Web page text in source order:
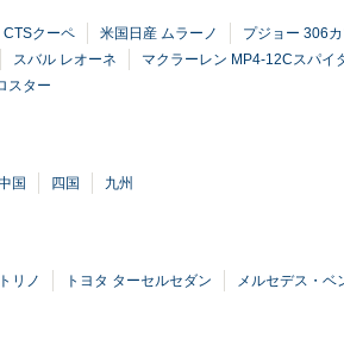
CTSクーペ 米国日産 ムラーノ プジョー 306
スバル レオーネ マクラーレン MP4-12Cスパイ
スター
国 四国 九州
リノ トヨタ ターセルセダン メルセデス・ベ